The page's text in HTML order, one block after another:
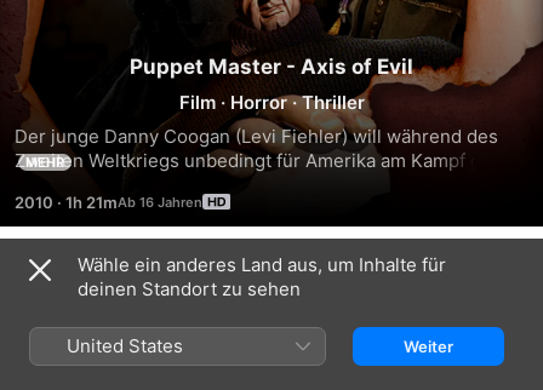
Puppet Master - Axis of Evil
Film · Horror ·Thriller
Der junge Danny Coogan (Levi Fiehler) will während des
Zweiten Weltkriegs unbedingt für Amerika am Kampf gegen
hat, arbeitet er als Schreiner in einem Hotel. Während sein
Bruder als Kriegsheld gefeiert wird, wird Danny Zeuge
eines Mordes durch die Nazis und entdeckt dabei durch
Zufall das Vermächtnis des Puppenspielers André Toulon.
MEHR
2010 · 1h 21m
Trailer
Wähle ein anderes Land aus, um Inhalte für
deinen Standort zu sehen
United States Weiter